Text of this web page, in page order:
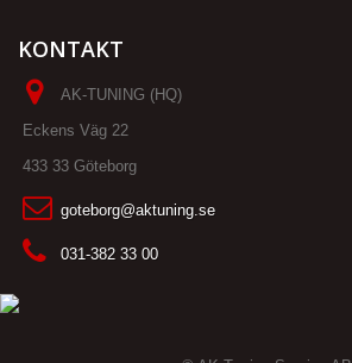
KONTAKT
AK-TUNING (HQ)
Eckens Väg 22
433 33 Göteborg
goteborg@aktuning.se
031-382 33 00